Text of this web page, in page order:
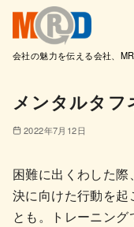
会社の魅力を伝える会社、
メンタルタフ
2022年7月12日
困難に出くわした
決に向けた行動を
とも。トレーニング